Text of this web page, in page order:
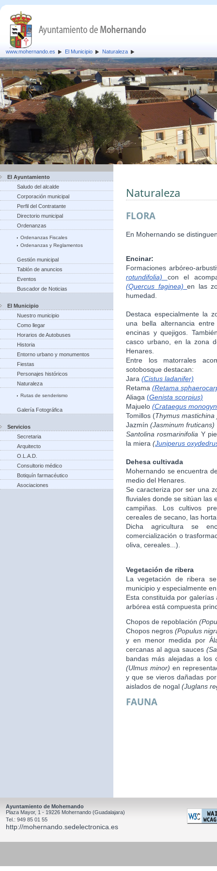
www.mohernando.es El Municipio Naturaleza
El Ayuntamiento
Saludo del alcalde
Corporación municipal
Perfil del Contratante
Directorio municipal
Ordenanzas
Ordenanzas Fiscales
Ordenanzas y Reglamentos
Gestión municipal
Tablón de anuncios
Eventos
Buscador de Noticias
El Municipio
Nuestro municipio
Como llegar
Horarios de Autobuses
Historia
Entorno urbano y monumentos
Fiestas
Personajes históricos
Naturaleza
Rutas de senderismo
Galería Fotográfica
Servicios
Secretaria
Arquitecto
O.L.A.D.
Consultorio médico
Botiquín farmacéutico
Asociaciones
Naturaleza
FLORA
En Mohernando se
Encinar:
Formaciones arbóreo-
rotundifolia)
con el
(Quercus faginea) en las
humedad.
Destaca especialmente la
una bella alternancia
encinas y quejigos.
casco urbano, en la zona
Henares.
Entre los matorrales
sotobosque destacan:
Jara (Cistus ladanifer)
Retama (Retama
Aliaga (Genista scorpius)
Majuelo (Crataegus
Tomillos (Thymus mastichina
Jazmín (Jasminum fruticans)
Santolina rosmarinifolia Y
la miera (Juniperus
Dehesa cultivada
Mohernando se encuentra
medio del Henares.
Se caracteriza por ser una
fluviales donde se sitúan las
campiñas. Los cultivos
cereales de secano, las
Dicha agricultura se
comercialización o
oliva, cereales...).
Vegetación de ribera
La vegetación de ribera
municipio y especialmente
Esta constituida por
arbórea está compuesta
Chopos de repoblación
Chopos negros (Populus
y en menor medida por
cercanas al agua sauces
bandas más alejadas a los
(Ulmus minor) en
y que se vieros dañadas
aislados de nogal (Juglans
FAUNA
Ayuntamiento de Mohernando
Plaza Mayor, 1 - 19226 Mohernando (Guadalajara)
Tel.: 949 85 01 55
http://mohernando.sedelectronica.es